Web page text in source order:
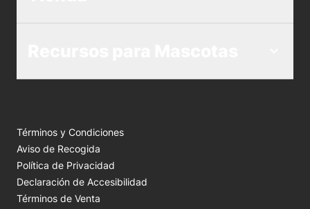
Términos y Condiciones
Aviso de Recogida
Política de Privacidad
Declaración de Accesibilidad
Términos de Venta